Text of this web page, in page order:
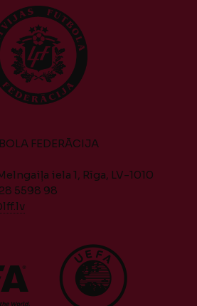
FEDERĀCIJA
iela 1, Rīga, LV-1010
5598 98